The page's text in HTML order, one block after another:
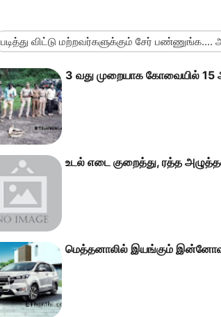
படித்து விட்டு மற்றவர்களுக்கும் சேர்
3 வது முறையாக கோவையில் 15
உடல் எடை குறைத்து, ரத்த‍
மெத்தனாலில் இயங்கும்